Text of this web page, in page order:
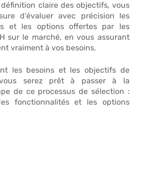
claire des objectifs, vous
d’évaluer avec précision les
et les options offertes par les
sur le marché, en vous assurant
vraiment à vos besoins.
les besoins et les objectifs de
serez prêt à passer à la
de ce processus de sélection :
fonctionnalités et les options